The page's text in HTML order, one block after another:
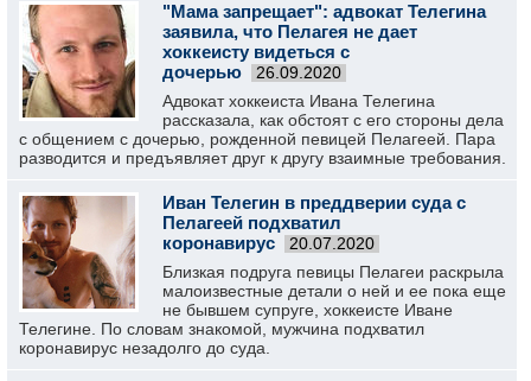
"Мама запрещает": адвокат Телегина
заявила, что Пелагея не дает
хоккеисту видеться с
дочерью
26.09.2020
Адвокат хоккеиста Ивана Телегина
рассказала, как обстоят с его стороны дела
с общением с дочерью, рожденной певицей Пелагеей. Пара
разводится и предъявляет друг к другу взаимные требования.
Иван Телегин в преддверии суда с
Пелагеей подхватил
коронавирус
20.07.2020
Близкая подруга певицы Пелагеи раскрыла
малоизвестные детали о ней и ее пока еще
не бывшем супруге, хоккеисте Иване
Телегине. По словам знакомой, мужчина подхватил
коронавирус незадолго до суда.